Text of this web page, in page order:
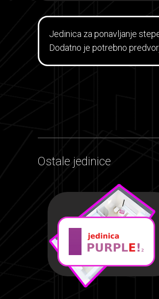
Jedinica za ponavljanje
Dodatno je potrebno
Ostale jedinice